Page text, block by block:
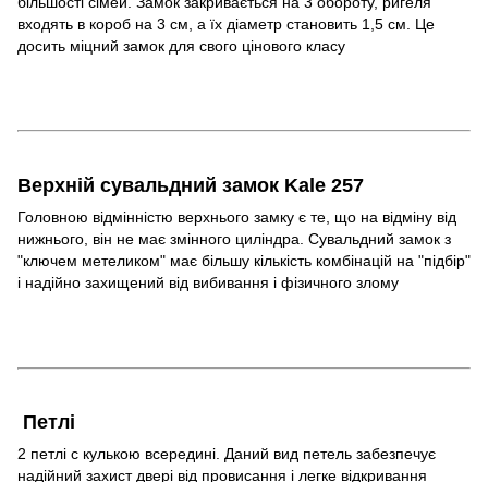
входять в короб на 3 см, а їх діаметр становить 1,5 см. Це
досить міцний замок для свого цінового класу
Верхній сувальдний замок Kale 257
Головною відмінністю верхнього замку є те, що на відміну від
нижнього, він не має змінного циліндра. Сувальдний замок з
"ключем метеликом" має більшу кількість комбінацій на "підбір"
і надійно захищений від вибивання і фізичного злому
Петлі
2 петлі c кулькою всередині. Даний вид петель забезпечує
надійний захист двері від провисання і легке відкривання